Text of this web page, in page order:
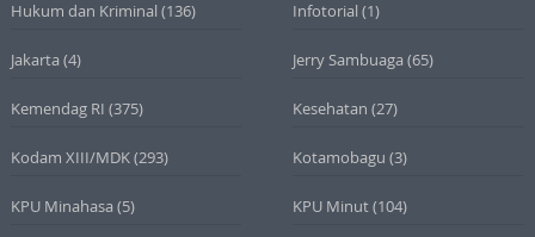
Hukum dan Kriminal (136) Infotorial (1)
Jakarta (4) Jerry Sambuaga (65)
Kemendag RI (375) Kesehatan (27)
Kodam XIII/MDK(293) Kotamobagu (3)
KPU Minahasa (5) KPU Minut(104)